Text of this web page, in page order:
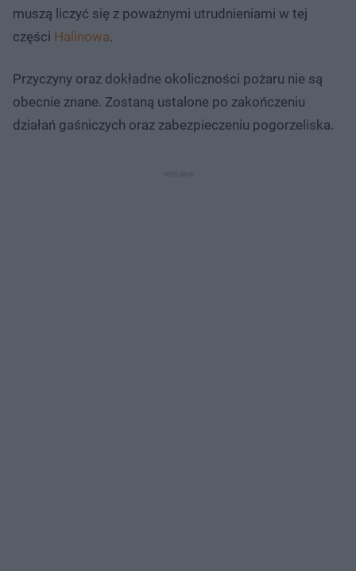
muszą liczyć się z poważnymi utrudnieniami w tej
części Halinowa.
Przyczyny oraz dokładne okoliczności pożaru nie są
obecnie znane. Zostaną ustalone po zakończeniu
działań gaśniczych oraz zabezpieczeniu pogorzeliska.